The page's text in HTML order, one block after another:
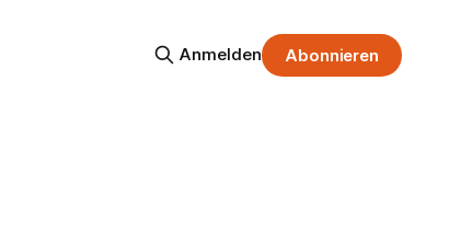
Anmelden Abonnieren